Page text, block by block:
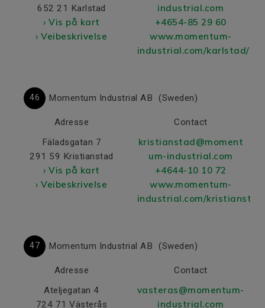
652 21 Karlstad
› Vis på kart
› Veibeskrivelse
industrial.com
+4654-85 29 60
www.momentum-
industrial.com/karlstad/
46 Momentum Industrial AB (Sweden)
Adresse
Fäladsgatan 7
291 59 Kristianstad
› Vis på kart
› Veibeskrivelse
Contact
kristianstad@moment
um-industrial.com
+4644-10 10 72
www.momentum-
industrial.com/
47 Momentum Industrial AB (Sweden)
Adresse
Ateljegatan 4
724 71 Västerås
Contact
vasteras@momentum-
industrial.com